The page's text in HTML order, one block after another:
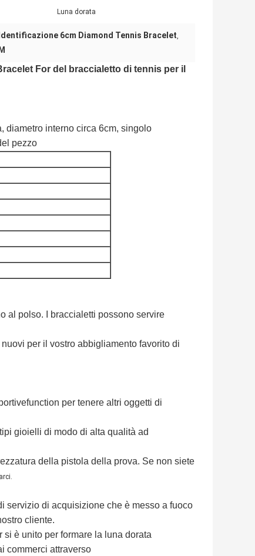
Luna dorata
Identificazione 6cm Diamond Tennis Bracelet,
For del braccialetto di tennis per il
diametro interno circa 6cm, singolo
pezzo
al polso. I braccialetti possono servire
per il vostro abbigliamento favorito di
per tenere altri oggetti di
gioielli di modo di alta qualità ad
della pistola della prova. Se non siete
servizio di acquisizione che è messo a fuoco
cliente.
è unito per formare la luna dorata
commerci attraverso